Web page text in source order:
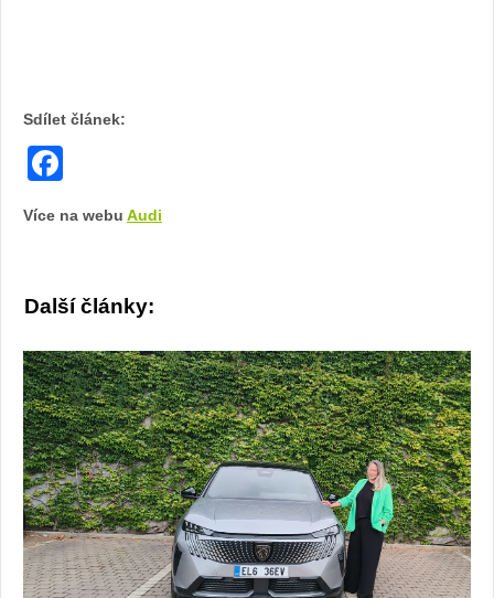
Sdílet článek:
Více na webu Audi
Další články: